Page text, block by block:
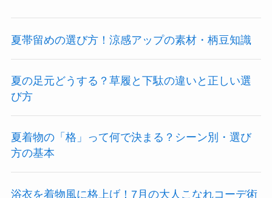
夏帯留めの選び方！涼感アップの素材・柄豆知識
夏の足元どうする？草履と下駄の違いと正しい選
び方
夏着物の「格」って何で決まる？シーン別・選び
方の基本
浴衣を着物風に格上げ！7月の大人こなれコーデ術